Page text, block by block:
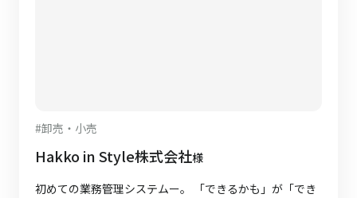
#卸売・小売
Hakko in Style株式会社様
初めての業務管理システムー。 「できるかも」が「でき